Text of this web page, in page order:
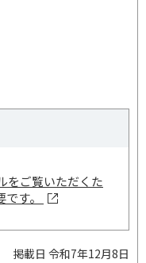
をご覧いただくた
す。
掲載日 令和7年12月8日